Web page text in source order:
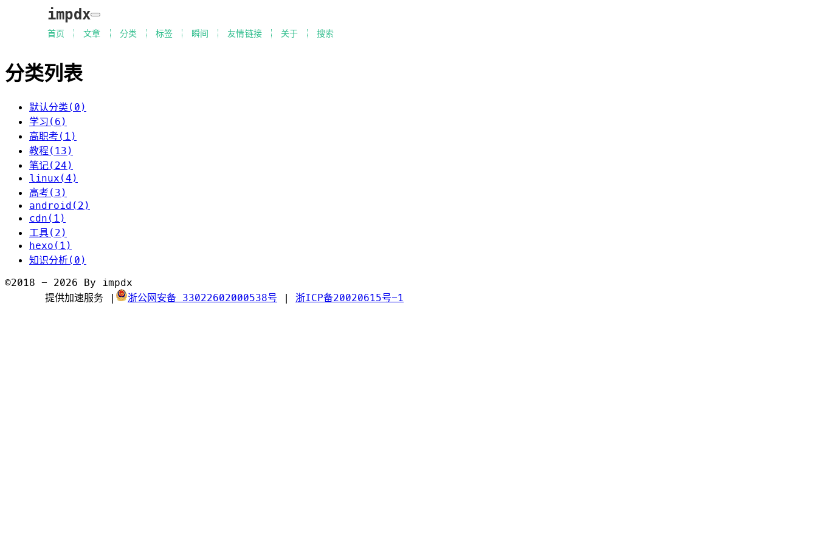
impdx
首页 文章 分类 标签 瞬间 友情链接 关于 搜索
分类列表
默认分类(0)
学习(6)
高职考(1)
教程(13)
笔记(24)
linux(4)
高考(3)
android(2)
cdn(1)
工具(2)
hexo(1)
知识分析(0)
©2018 - 2026 By impdx
提供加速服务 | 浙公网安备 33022602000538号 | 浙ICP备20020615号-1